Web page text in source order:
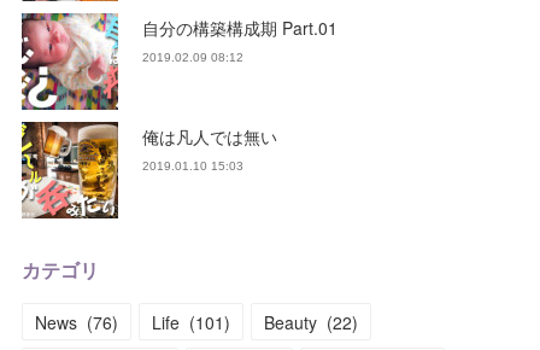
自分の構築構成期 Part.01
2019.02.09 08:12
俺は凡人では無い
2019.01.10 15:03
カテゴリ
News (76) Life (101) Beauty (22)